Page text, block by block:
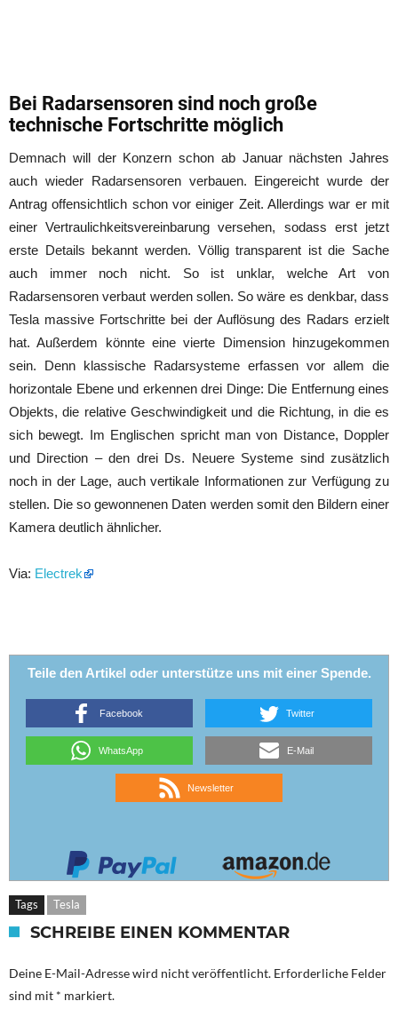
Bei Radarsensoren sind noch große
technische Fortschritte möglich
Demnach will der Konzern schon ab Januar nächsten Jahres
auch wieder Radarsensoren verbauen. Eingereicht wurde der
Antrag offensichtlich schon vor einiger Zeit. Allerdings war er mit
einer Vertraulichkeitsvereinbarung versehen, sodass erst jetzt
erste Details bekannt werden. Völlig transparent ist die Sache
auch immer noch nicht. So ist unklar, welche Art von
Radarsensoren verbaut werden sollen. So wäre es denkbar, dass
Tesla massive Fortschritte bei der Auflösung des Radars erzielt
hat. Außerdem könnte eine vierte Dimension hinzugekommen
sein. Denn klassische Radarsysteme erfassen vor allem die
horizontale Ebene und erkennen drei Dinge: Die Entfernung eines
Objekts, die relative Geschwindigkeit und die Richtung, in die es
sich bewegt. Im Englischen spricht man von Distance, Doppler
und Direction – den drei Ds. Neuere Systeme sind zusätzlich
noch in der Lage, auch vertikale Informationen zur Verfügung zu
stellen. Die so gewonnenen Daten werden somit den Bildern einer
Kamera deutlich ähnlicher.
Via: Electrek
Teile den Artikel oder unterstütze uns mit einer Spende.
Facebook Twitter
WhatsApp E-Mail
Newsletter
Tags Tesla
SCHREIBE EINEN KOMMENTAR
Deine E-Mail-Adresse wird nicht veröffentlicht. Erforderliche Felder
sind mit * markiert.